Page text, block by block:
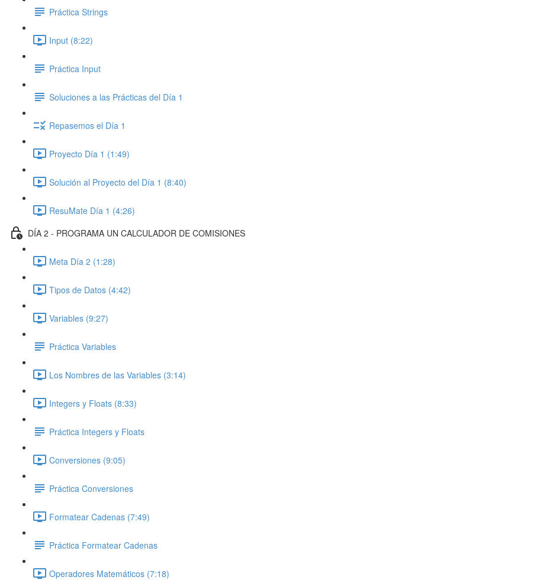
Práctica Strings
Input (8:22)
Práctica Input
Soluciones a las Prácticas del Día 1
Repasemos el Día 1
Proyecto Día 1 (1:49)
Solución al Proyecto del Día 1 (8:40)
ResuMate Día 1 (4:26)
DÍA 2 - PROGRAMA UN CALCULADOR DE COMISIONES
Meta Día 2 (1:28)
Tipos de Datos (4:42)
Variables (9:27)
Práctica Variables
Los Nombres de las Variables (3:14)
Integers y Floats (8:33)
Práctica Integers y Floats
Conversiones (9:05)
Práctica Conversiones
Formatear Cadenas (7:49)
Práctica Formatear Cadenas
Operadores Matemáticos (7:18)